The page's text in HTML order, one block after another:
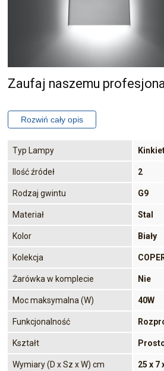
Zaufaj naszemu
Typ Lampy
Ilość źródeł 2
Rodzaj gwintu G9
Materiał Stal
Kolor Biały
Kolekcja
Żarówka w komplecie Nie
Moc maksymalna (W) 40W
Funkcjonalność
Kształt
Wymiary (D x Sz x W) cm 25 x 7